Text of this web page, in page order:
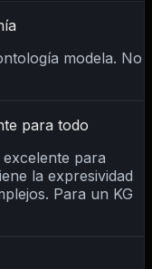
modela. No
para todo
para
la expresividad
Para un KG